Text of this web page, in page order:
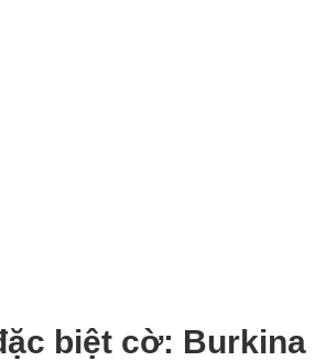
biệt cờ: Burkina